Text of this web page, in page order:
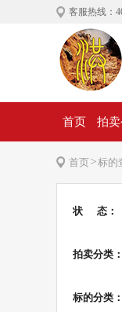
客服热线：
首页 拍
首页>标的
状 态：
拍卖分类：
标的分类：